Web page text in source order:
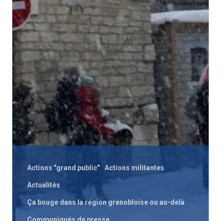
Actions "grand public" Actions militantes
Actualités
Ça bouge dans la région grenobloise ou au-delà
Nous signaler un
– VP